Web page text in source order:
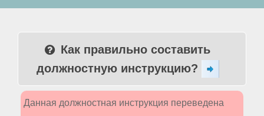
Как правильно составить
должностную инструкцию?
Данная должностная инструкция переведена